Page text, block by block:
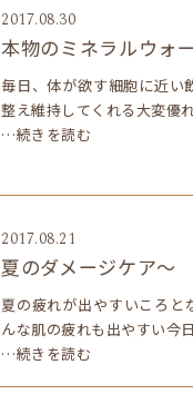
2017.08.30
本物のミネラルウォ
毎日、体が欲す細胞に近い
整え維持してくれる大変優
…続きを読む
2017.08.21
夏のダメージケア～
夏の疲れが出やすいころと
んな肌の疲れも出やすい今
…続きを読む